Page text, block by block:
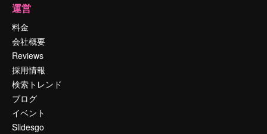
運営
料金
会社概要
Reviews
採用情報
検索トレンド
ブログ
イベント
Slidesgo